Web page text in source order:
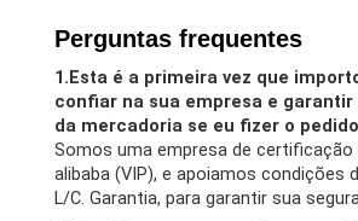
Perguntas frequentes
1.Esta é a primeira vez que
confiar na sua empresa e
da mercadoria se eu fizer o
Somos uma empresa de certificação
alibaba (VIP), e apoiamos condições
L/C. Garantia, para garantir sua